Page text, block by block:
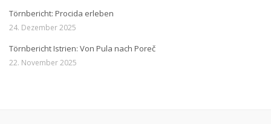
Törnbericht: Procida erleben
24. Dezember 2025
Törnbericht Istrien: Von Pula nach Poreč
22. November 2025